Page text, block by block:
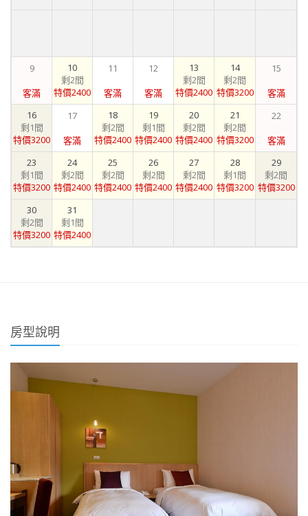
9
客滿
10
剩2間
特價2400
11
客滿
12
客滿
13
剩2間
特價2400
14
剩2間
特價3200
15
客滿
16
剩1間
特價3200
17
客滿
18
剩2間
特價2400
19
剩1間
特價2400
20
剩2間
特價2400
21
剩2間
特價3200
22
客滿
23
剩1間
特價3200
24
剩2間
特價2400
25
剩2間
特價2400
26
剩2間
特價2400
27
剩2間
特價2400
28
剩1間
特價3200
29
剩2間
特價3200
30
剩2間
特價3200
31
剩1間
特價2400
房型說明